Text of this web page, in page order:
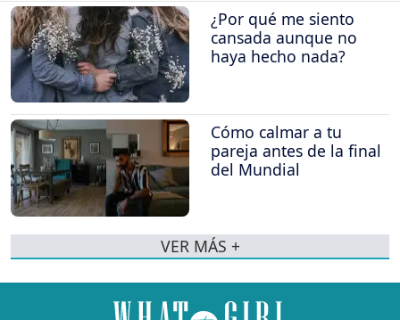
¿Por qué me siento
cansada aunque no
haya hecho nada?
Cómo calmar a tu
pareja antes de la final
del Mundial
VER MÁS +